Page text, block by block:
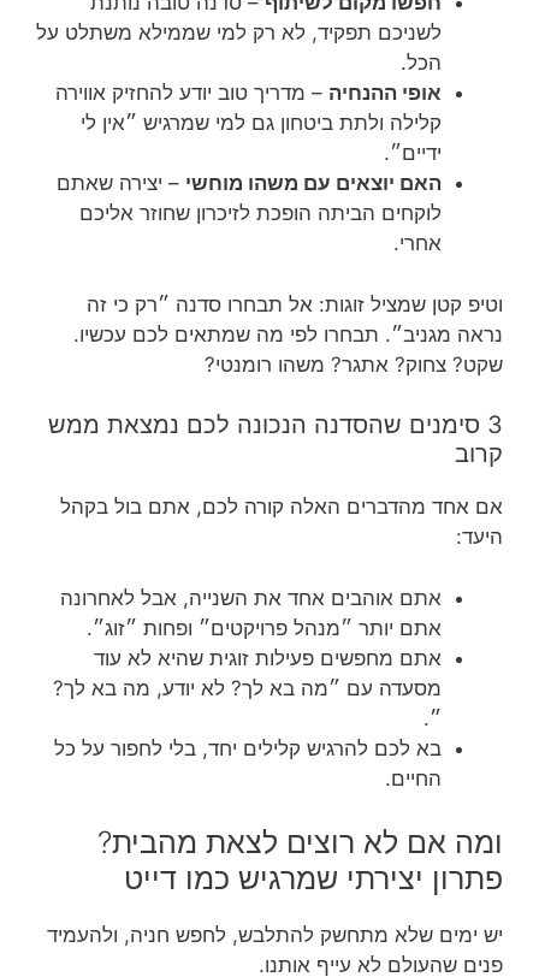
לשניכם תפקיד, לא רק למי שממילא משתלט על
הכל.
אופי ההנחיה – מדריך טוב יודע להחזיק אווירה
קלילה ולתת ביטחון גם למי שמרגיש ״אין לי
ידיים״.
האם יוצאים עם משהו מוחשי – יצירה שאתם
לוקחים הביתה הופכת לזיכרון שחוזר אליכם
אחרי.
וטיפ קטן שמציל זוגות: אל תבחרו סדנה ״רק כי זה
נראה מגניב״. תבחרו לפי מה שמתאים לכם עכשיו.
שקט? צחוק? אתגר? משהו רומנטי?
3 סימנים שהסדנה הנכונה לכם נמצאת ממש
קרוב
אם אחד מהדברים האלה קורה לכם, אתם בול בקהל
היעד:
אתם אוהבים אחד את השנייה, אבל לאחרונה
אתם יותר ״מנהל פרויקטים״ ופחות ״זוג״.
אתם מחפשים פעילות זוגית שהיא לא עוד
מסעדה עם ״מה בא לך? לא יודע, מה בא לך?
״.
בא לכם להרגיש קלילים יחד, בלי לחפור על כל
החיים.
ומה אם לא רוצים לצאת מהבית?
פתרון יצירתי שמרגיש כמו דייט
יש ימים שלא מתחשק להתלבש, לחפש חניה, ולהעמיד
פנים שהעולם לא עייף אותנו.